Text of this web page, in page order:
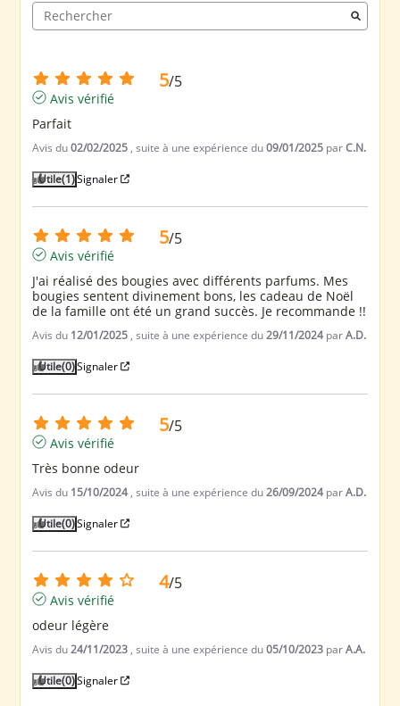
5/5
Avis vérifié
Parfait
Avis du02/02/2025 , suite à une expérience du09/01/2025 parC.N.
Utile(1)Signaler
5/5
Avis vérifié
J'ai réalisé des bougies avec différents parfums. Mes
bougies sentent divinement bons, les cadeau de Noël
de la famille ont été un grand succès. Je recommande !!
Avis du 12/01/2025 , suite à une expérience du29/11/2024 parA.D.
Utile(0)Signaler
5/5
Avis vérifié
Très bonne odeur
Avis du 15/10/2024 , suite à une expérience du26/09/2024 parA.D.
Utile(0)Signaler
4/5
Avis vérifié
odeur légère
Avis du24/11/2023 , suite à une expérience du05/10/2023 parA.A.
Utile(0)Signaler